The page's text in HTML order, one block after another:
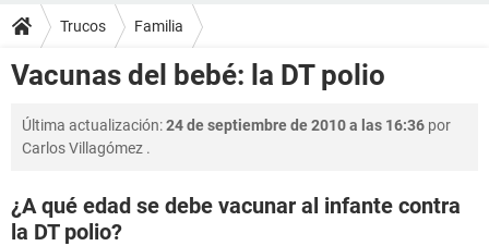
FOROS
SALUD
FAMILIA
BIENESTAR
Trucos Familia
Vacunas del bebé: la DT polio
Última actualización:24 de septiembre de 2010 a las 16:36 por
Carlos Villagómez .
¿A qué edad se debe vacunar al infante contra
la DT polio?